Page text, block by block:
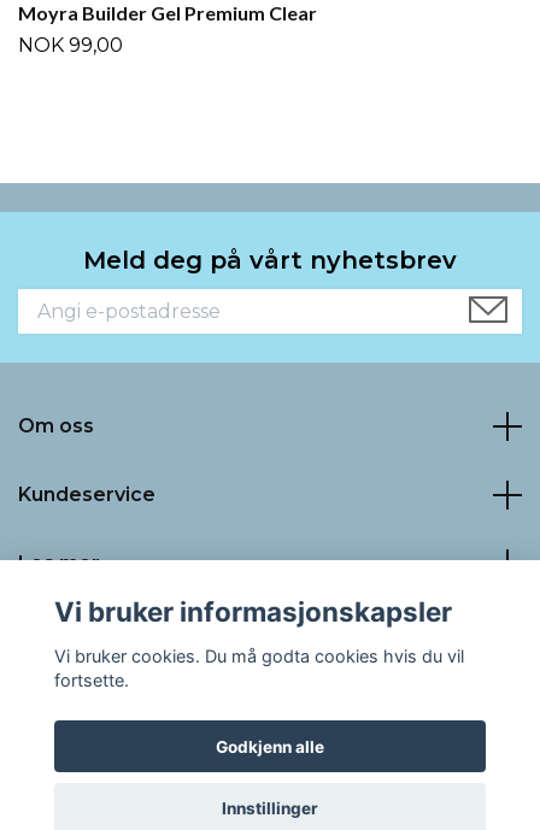
Moyra Builder Gel Premium Clear
NOK 99,00
Meld deg på vårt nyhetsbrev
Om oss
Kundeservice
Les mer
© 2026 LaLuna PRO AS
Vi bruker informasjonskapsler
Vi bruker cookies. Du må godta cookies hvis du vil
fortsette.
Godkjenn alle
Innstillinger